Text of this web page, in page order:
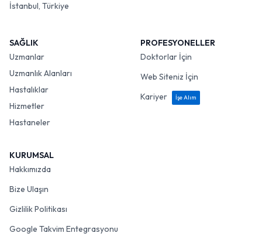
İstanbul, Türkiye
SAĞLIK
Uzmanlar
Uzmanlık Alanları
Hastalıklar
Hizmetler
Hastaneler
PROFESYONELLER
Doktorlar İçin
Web Siteniz İçin
Kariyer
İşe Alım
KURUMSAL
Hakkımızda
Bize Ulaşın
Gizlilik Politikası
Google Takvim Entegrasyonu